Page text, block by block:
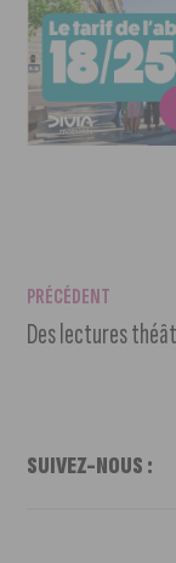
PRÉCÉDENT
SUIVEZ-NOUS :